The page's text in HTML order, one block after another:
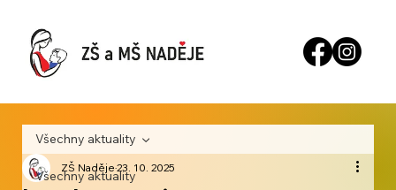
Všechny aktuality
Všechny aktuality
ZŠ Naděje23. 10. 2025